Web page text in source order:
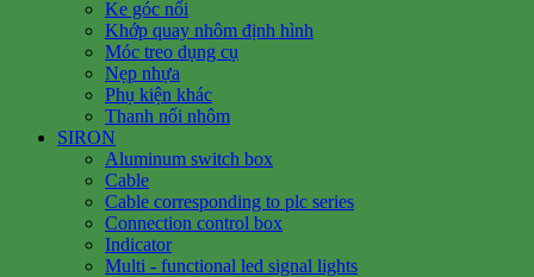
Ke góc nổi
Khớp quay nhôm định hình
Móc treo dụng cụ
Nẹp nhựa
Phụ kiện khác
Thanh nối nhôm
SIRON
Aluminum switch box
Cable
Cable corresponding to plc series
Connection control box
Indicator
Multi - functional led signal lights